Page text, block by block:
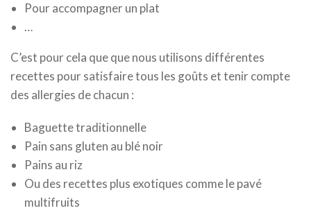
Pour accompagner un plat
…
C’est pour cela que que nous utilisons différentes
recettes pour satisfaire tous les goûts et tenir compte
des allergies de chacun :
Baguette traditionnelle
Pain sans gluten au blé noir
Pains au riz
Ou des recettes plus exotiques comme le pavé
multifruits